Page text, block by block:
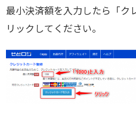
最小決済額を入力したら「ク
リックしてください。